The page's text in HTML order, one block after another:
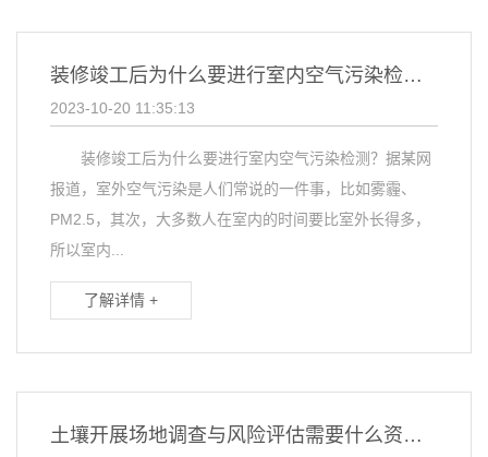
装修竣工后为什么要进行室内空气污染检测？
2023-10-20 11:35:13
装修竣工后为什么要进行室内空气污染检测？据某网
报道，室外空气污染是人们常说的一件事，比如雾霾、
PM2.5，其次，大多数人在室内的时间要比室外长得多，
所以室内...
了解详情 +
土壤开展场地调查与风险评估需要什么资质？？？